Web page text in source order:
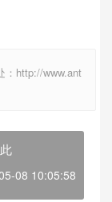
：http://www.ant
08 10:05:58